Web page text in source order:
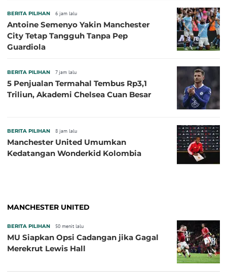
BERITA PILIHAN 6 jam lalu
Antoine Semenyo Yakin Manchester
City Tetap Tangguh Tanpa Pep
Guardiola
BERITA PILIHAN 7 jam lalu
5 Penjualan Termahal Tembus Rp3,1
Triliun, Akademi Chelsea Cuan Besar
BERITA PILIHAN 8 jam lalu
Manchester United Umumkan
Kedatangan Wonderkid Kolombia
MANCHESTER UNITED
BERITA PILIHAN 50 menit lalu
MU Siapkan Opsi Cadangan jika Gagal
Merekrut Lewis Hall